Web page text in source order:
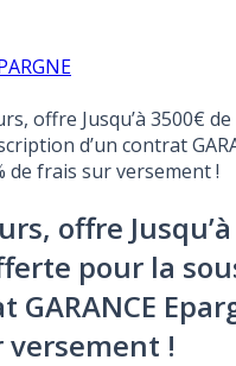
offre Jusqu’à 3500€
d’un contrat
de frais sur versement !
offre
pour la
GARANCE
!